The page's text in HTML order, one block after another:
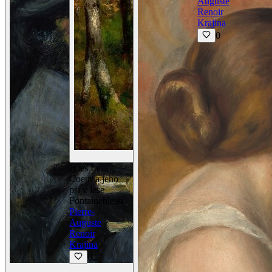
Zobrazit detaily
Zobrazit detaily
Jules Le
Coeur a jeho
psi v lese
Fontainebleau
Pierre-
Auguste
Renoir
Krajina
0
Renoir
Krajina
0